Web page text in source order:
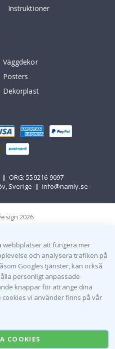
Instruktioner
Väggdekor
Posters
Dekorplast
| ORG: 559216-9097
Sverige | info@namly.se
2026
webbplatser att fungera mer
och analysera trafiken på
Googles tjänster, kan också
personligt anpassade
knappar för att ange dina
vi använder finns på vår
COOKIES